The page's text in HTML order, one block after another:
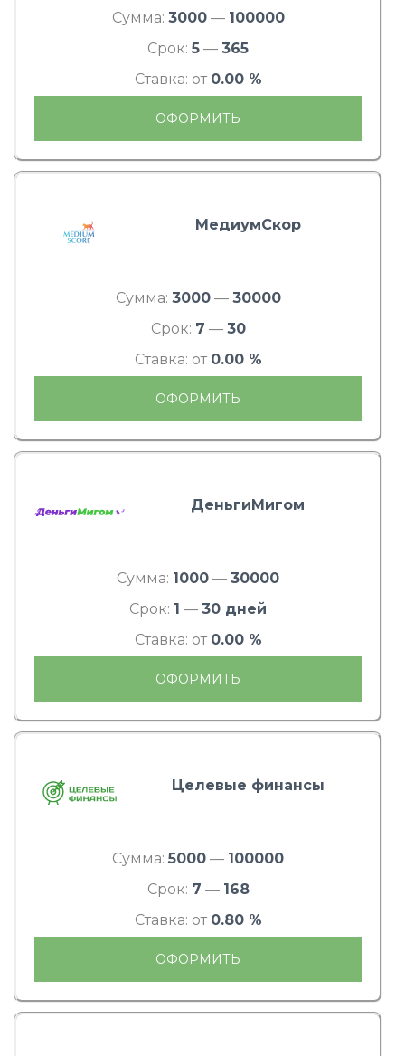
Сумма: 3000— 100000
Срок: 5 — 365
Ставка: от 0.00 %
ОФОРМИТЬ
МедиумСкор
Сумма: 3000— 30000
Срок: 7 — 30
Ставка: от 0.00 %
ОФОРМИТЬ
ДеньгиМигом
Сумма: 1000 — 30000
Срок: 1 — 30 дней
Ставка: от 0.00 %
ОФОРМИТЬ
Целевые финансы
Сумма: 5000 — 100000
Срок: 7 — 168
Ставка: от 0.80 %
ОФОРМИТЬ